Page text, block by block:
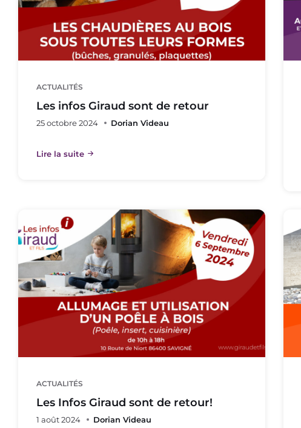
ACTUALITÉS
Les infos Giraud sont de retour
25 octobre 2024 Dorian Videau
Lire la suite
ACTUALITÉS
Les Infos Giraud sont de retour!
1 août 2024 Dorian Videau